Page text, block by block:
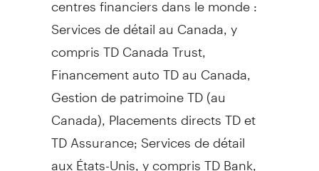
Services de détail au Canada , y
compris TD Canada Trust,
Financement auto TD au Canada
Gestion depatrimoine TD (au
Canada), Placements directs TD et
TD Assurance; Services de détail
aux États-Unis, y compris TD Bank,